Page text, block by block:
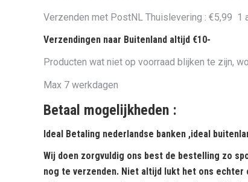
Verzenden met PostNL Thuislevering : €5,99 1
Verzendingen naar Buitenland altijd €10-
Producten wat niet op voorraad blijken te zijn,
Max 7 werkdagen
Betaal mogelijkheden :
Ideal Betaling nederlandse banken ,ideal
Wij doen zorgvuldig ons best de bestelling zo
nog te verzenden. Niet altijd lukt het ons echter